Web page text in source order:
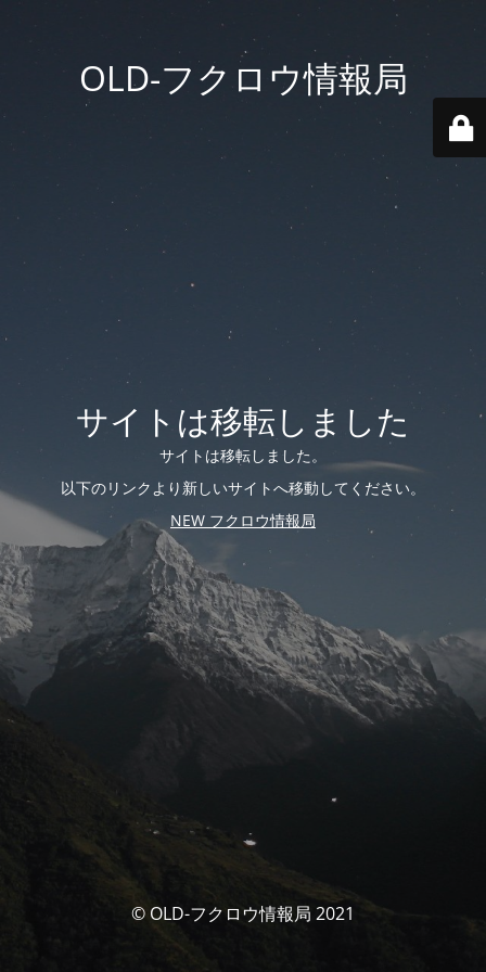
OLD-フクロウ情報局
サイトは移転しました
サイトは移転しました。
以下のリンクより新しいサイトへ移動してください。
NEW フクロウ情報局
© OLD-フクロウ情報局 2021